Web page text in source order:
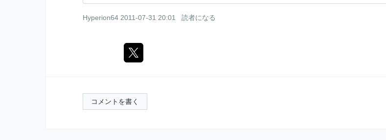
Hyperion64 2011-07-31 20:01 読者になる
コメントを書く